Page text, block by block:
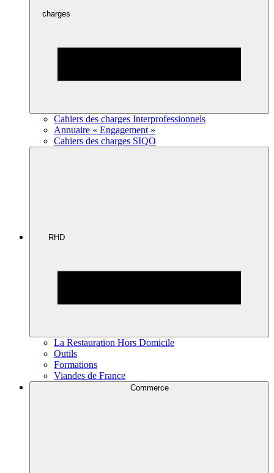
charges
Cahiers des charges Interprofessionnels
Annuaire « Engagement »
Cahiers des charges SIQO
RHD
La Restauration Hors Domicile
Outils
Formations
Viandes de France
Commerce